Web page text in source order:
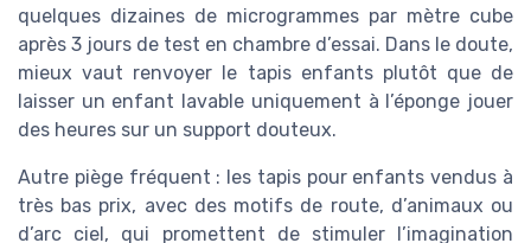
quelques dizaines de microgrammes par mètre cube
après 3 jours de test en chambre d’essai. Dans le doute,
mieux vaut renvoyer le tapis enfants plutôt que de
laisser un enfant lavable uniquement à l’éponge jouer
des heures sur un support douteux.
Autre piège fréquent : les tapis pour enfants vendus à
très bas prix, avec des motifs de route, d’animaux ou
d’arc ciel, qui promettent de stimuler l’imagination